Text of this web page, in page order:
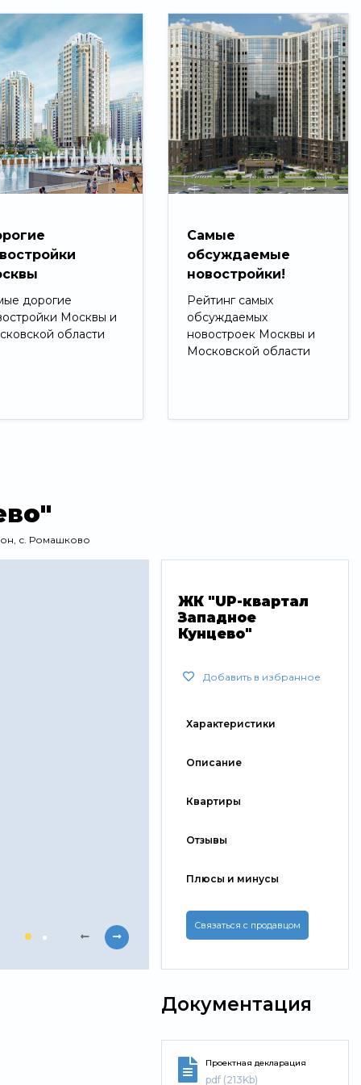
дорогие
Москвы и
области
Самые
обсуждаемые
новостройки!
Рейтинг самых
обсуждаемых
новостроек Москвы и
Московской области
с. Ромашково
ЖК "UP-квартал
Западное
Кунцево"
Добавить в избранное
Характеристики
Описание
Квартиры
Отзывы
Плюсы и минусы
Связаться с продавцом
Документация
Проектная декларация
pdf (213Kb)